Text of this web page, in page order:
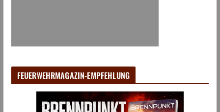
FEUERWEHRMAGAZIN-EMPFEHLUNG